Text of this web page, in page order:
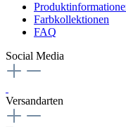
Farbkollektionen
FAQ
Social Media
Versandarten